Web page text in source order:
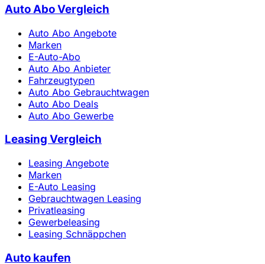
Auto Abo Vergleich
Auto Abo Angebote
Marken
E-Auto-Abo
Auto Abo Anbieter
Fahrzeugtypen
Auto Abo Gebrauchtwagen
Auto Abo Deals
Auto Abo Gewerbe
Leasing Vergleich
Leasing Angebote
Marken
E-Auto Leasing
Gebrauchtwagen Leasing
Privatleasing
Gewerbeleasing
Leasing Schnäppchen
Auto kaufen